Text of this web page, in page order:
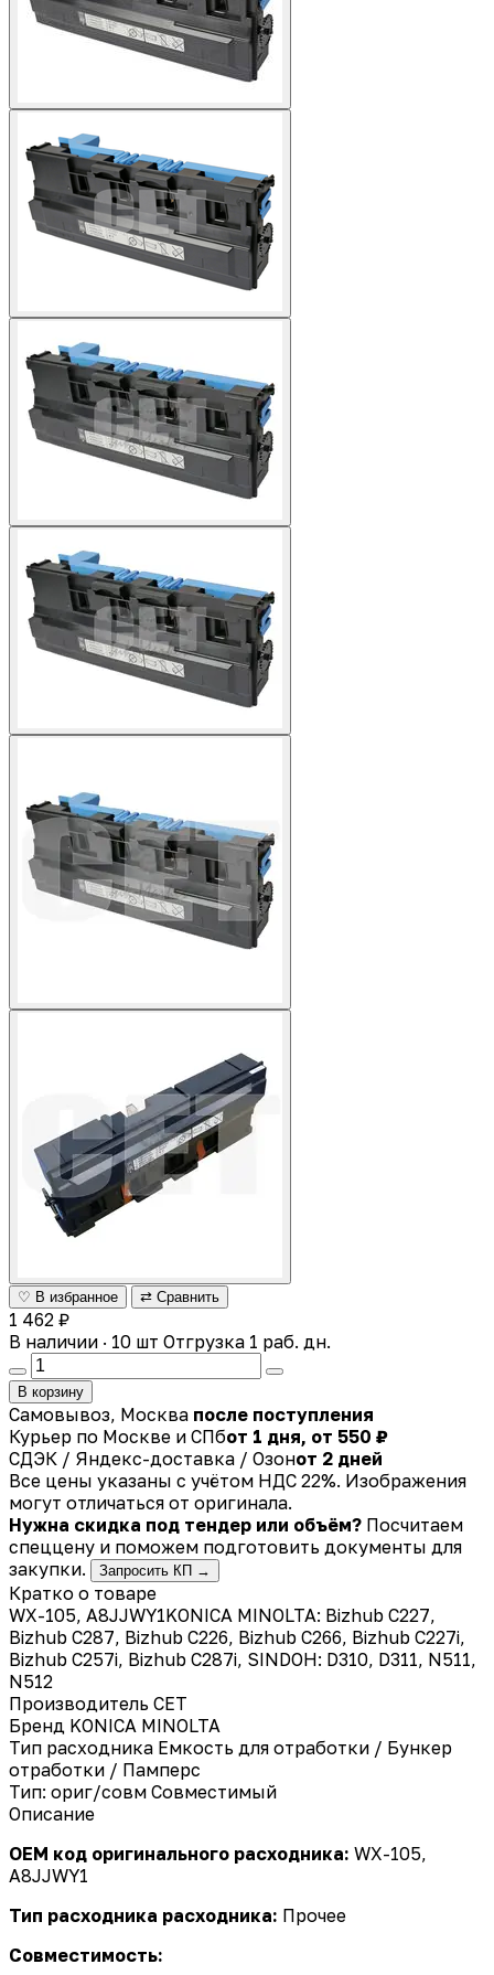
♡ В избранное ⇄ Сравнить
1 462 ₽
В наличии · 10 шт Отгрузка 1 раб. дн.
В корзину
Самовывоз, Москва после поступления
Курьер по Москве и СПбот 1 дня, от 550 ₽
СДЭК / Яндекс-доставка / Озонот 2 дней
Все цены указаны с учётом НДС 22%. Изображения
могут отличаться от оригинала.
Нужна скидка под тендер или объём? Посчитаем
спеццену и поможем подготовить документы для
закупки.
Запросить КП →
Кратко о товаре
WX-105, A8JJWY1KONICA MINOLTA: Bizhub C227,
Bizhub C287, Bizhub C226, Bizhub C266, Bizhub C227i,
Bizhub C257i, Bizhub C287i, SINDOH: D310, D311, N511,
N512
Производитель CET
Бренд KONICA MINOLTA
Тип расходника Емкость для отработки / Бункер
отработки / Памперс
Тип: ориг/совм Совместимый
Описание
OEM код оригинального расходника: WX-105,
A8JJWY1
Тип расходника расходника: Прочее
Совместимость: